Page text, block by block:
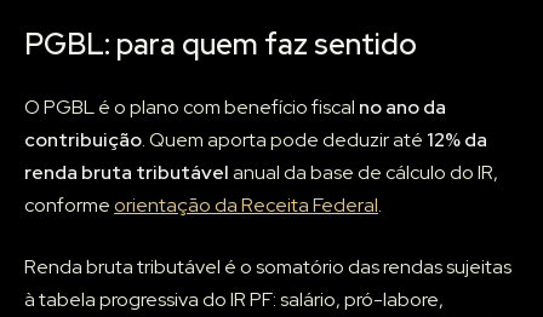
PGBL: para quem faz sentido
O PGBL é o plano com benefício fiscal no ano da
contribuição. Quem aporta pode deduzir até 12% da
renda bruta tributávelanual da base de cálculo do IR,
conformeorientação da Receita Federal.
Renda bruta tributável é o somatório das rendas sujeitas
à tabela progressiva do IR PF: salário, pró-labore,